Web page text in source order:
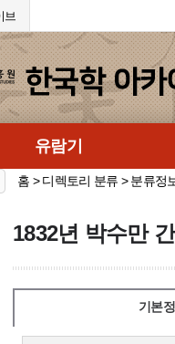
브
유람기
홈 > 디렉토리 분류 > 분류정
1832년 박수만
기본